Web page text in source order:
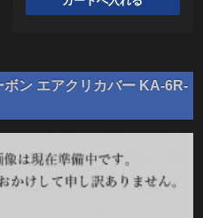
ン エアクリカバー KA-6R-